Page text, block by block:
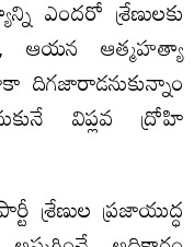
ఎందరో శ్రేణులకు
ఆయన ఆత్మహత్యా
దిగజారాడనుకున్నాం
విప్లవ ద్రోహి
శ్రేణుల ప్రజాయుద్ధ